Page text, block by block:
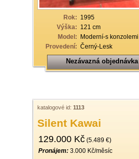
Rok: 1995
Výška: 121 cm
Model: Moderní-s konzolemi
Provedení: Černý-Lesk
Nezávazná objednávka
katalogové id: 1113
Silent Kawai
129.000 Kč (5.489 €)
Pronájem: 3.000 Kč/měsíc